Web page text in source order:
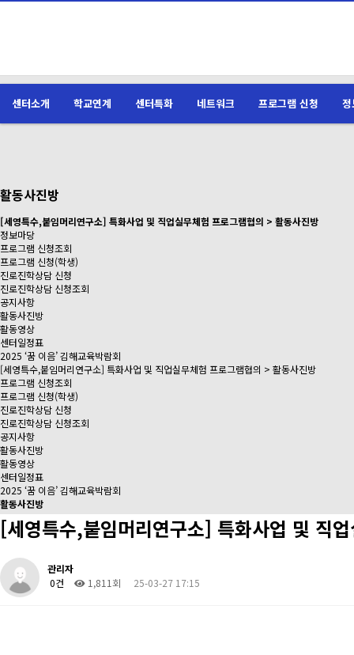
센터소개 학교연계 센터특화 네트워크 프로그램 신청
활동사진방
[세영특수,붙임머리연구소] 특화사업 및 직업실무체험 프로그램협의 > 활동사진방
정보마당
프로그램 신청조회
프로그램 신청(학생)
진로진학상담 신청
진로진학상담 신청조회
공지사항
활동사진방
활동영상
센터일정표
2025 ‘꿈 이음’ 김해교육박람회
[세영특수,붙임머리연구소] 특화사업 및 직업실무체험 프로그램협의 > 활동사진방
프로그램 신청조회
프로그램 신청(학생)
진로진학상담 신청
진로진학상담 신청조회
공지사항
활동사진방
활동영상
센터일정표
2025 ‘꿈 이음’ 김해교육박람회
활동사진방
[세영특수,붙임머리연구소] 특화사업 및 직
관리자
0건
1,811회 25-03-27 17:15